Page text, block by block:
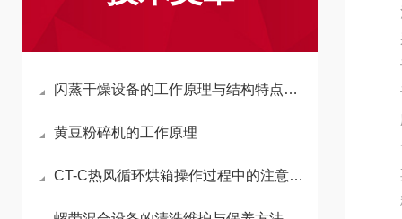
闪蒸干燥设备的工作原理与结构特点解析
黄豆粉碎机的工作原理
CT-C热风循环烘箱操作过程中的注意事项全解析
混
采
设
设
应
食
其
粉